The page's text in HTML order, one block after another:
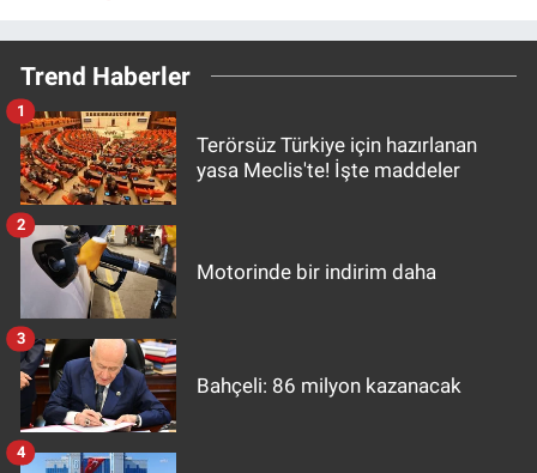
Trend Haberler
Terörsüz Türkiye için hazırlanan
yasa Meclis'te! İşte maddeler
1
Motorinde bir indirim daha
2
Bahçeli: 86 milyon kazanacak
3
4